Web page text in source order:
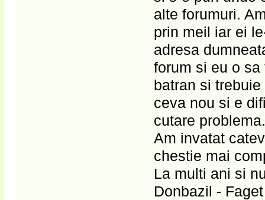
alte forumuri.
prin meil iar ei
adresa
forum si eu o
batran si
ceva nou si e
cutare
Am invatat
chestie mai
La multi ani si
Donbazil - Faget